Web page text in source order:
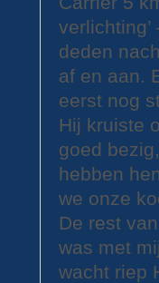
deden
af en aan.
eerst nog
Hij kruiste
goed
hebben
we onze
De rest
was met
wacht riep